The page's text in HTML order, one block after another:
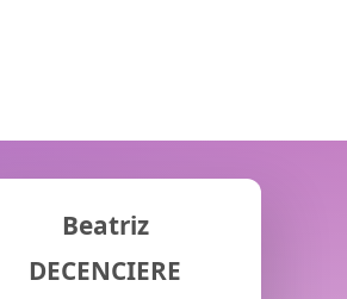
Beatriz
DECENCIERE